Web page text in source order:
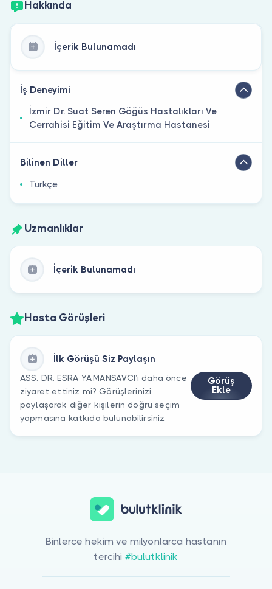
Hakkında
İçerik Bulunamadı
İş Deneyimi
İzmir Dr. Suat Seren Göğüs Hastalıkları Ve
Cerrahisi Eğitim Ve Araştırma Hastanesi
Bilinen Diller
Türkçe
Uzmanlıklar
İçerik Bulunamadı
Hasta Görüşleri
İlk Görüşü Siz Paylaşın
ASS. DR. ESRA YAMANSAVCI’ı daha önce
ziyaret ettiniz mi? Görüşlerinizi
paylaşarak diğer kişilerin doğru seçim
yapmasına katkıda bulunabilirsiniz.
Görüş
Ekle
Binlerce hekim ve milyonlarca hastanın
tercihi #bulutklinik